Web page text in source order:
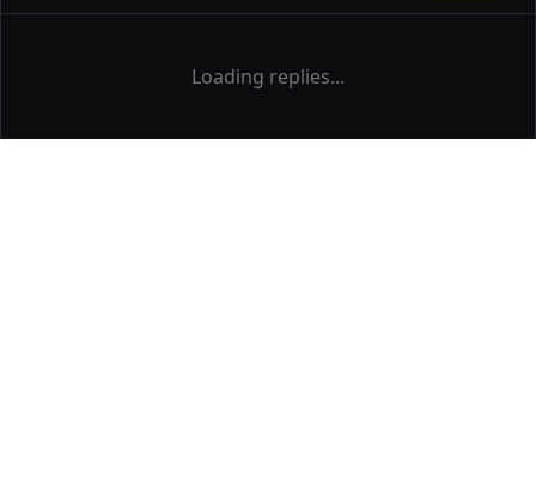
Loading replies...